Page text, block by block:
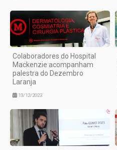
Colaboradores do Hospital
Mackenzie acompanham
palestra do Dezembro
Laranja
13/12/2023